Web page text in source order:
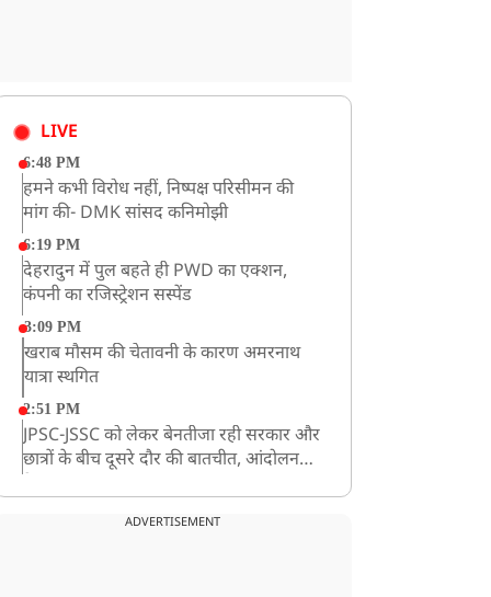
LIVE
6:48 PM
हमने कभी विरोध नहीं, निष्पक्ष परिसीमन की
मांग की- DMK सांसद कनिमोझी
6:19 PM
देहरादुन में पुल बहते ही PWD का एक्शन,
कंपनी का रजिस्ट्रेशन सस्पेंड
3:09 PM
खराब मौसम की चेतावनी के कारण अमरनाथ
यात्रा स्थगित
2:51 PM
JPSC-JSSC को लेकर बेनतीजा रही सरकार और
छात्रों के बीच दूसरे दौर की बातचीत, आंदोलन
प्रयागराज पहुंचे राहुल गांधी, ‘छात्रों की गूंज’
ADVERTISEMENT